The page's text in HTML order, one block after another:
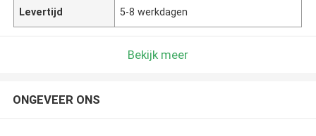
Levertijd 5-8 werkdagen
Bekijk meer
ONGEVEER ONS